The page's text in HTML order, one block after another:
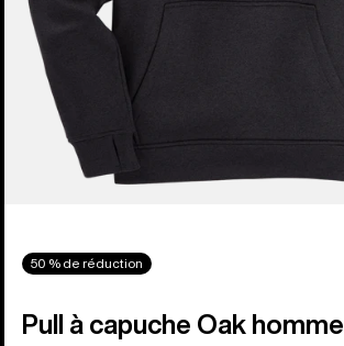
50 % de réduction
Pull à capuche Oak homme